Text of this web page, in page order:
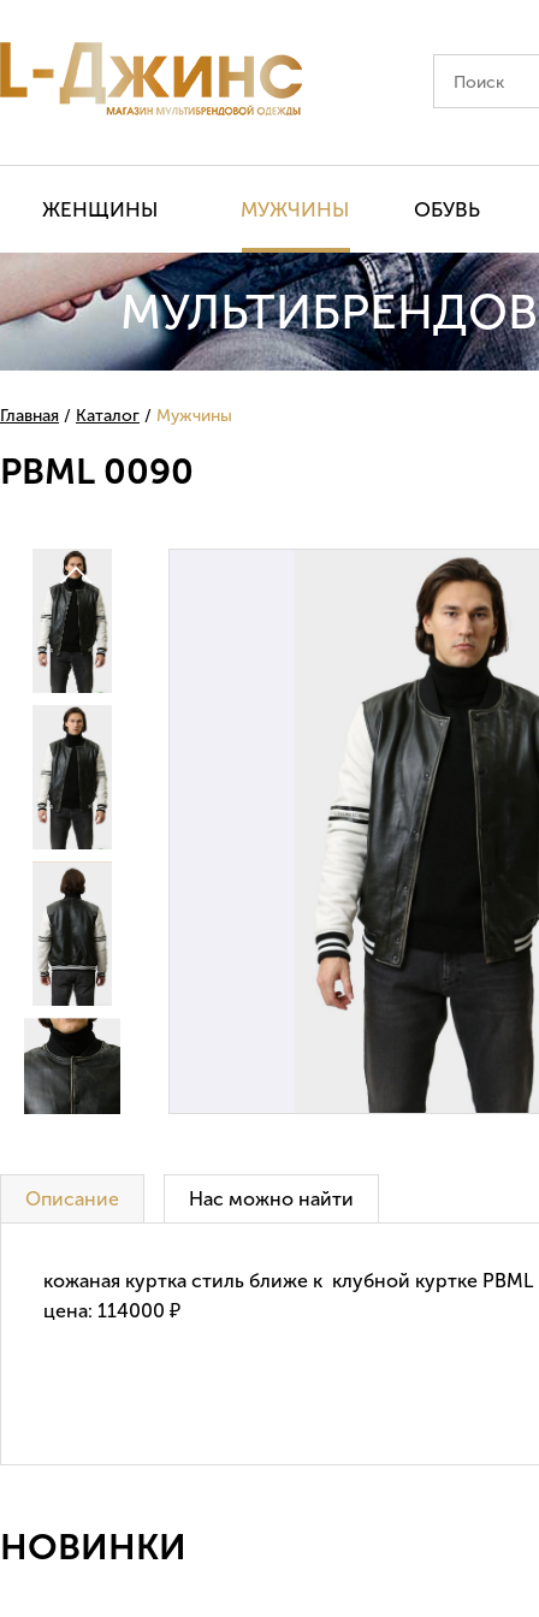
ЖЕНЩИНЫ МУЖЧИНЫ ОБУВЬ
Главная Каталог Мужчины
PBML 0090
Описание Нас можно найти
кожаная куртка стиль ближе к клубной куртке
цена: 114000 ₽
НОВИНКИ